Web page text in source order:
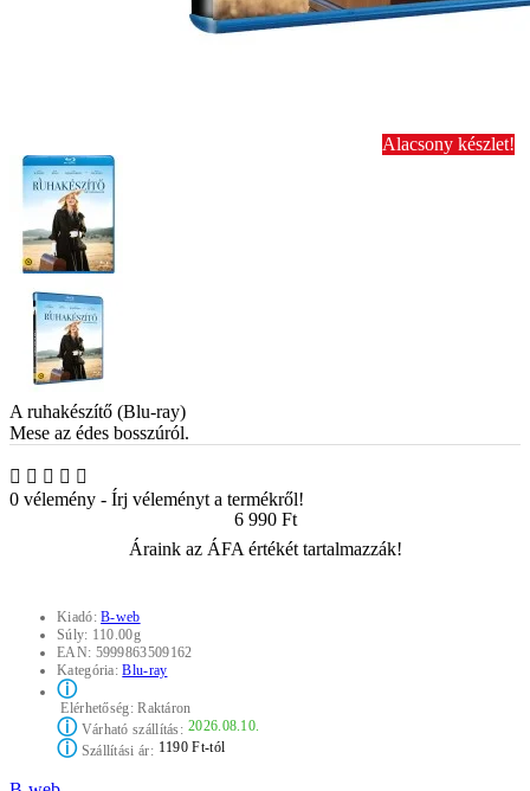
Alacsony készlet!
A ruhakészítő (Blu-ray)
Mese az édes bosszúról.
0 vélemény - Írj véleményt a termékről!
6 990 Ft
Áraink az ÁFA értékét tartalmazzák!
Kiadó:B-web
Súly: 110.00g
EAN: 5999863509162
Kategória:Blu-ray
ⓘ
Elérhetőség:Raktáron
ⓘVárható szállítás: 2026.08.10.
ⓘSzállítási ár: 1190 Ft-tól